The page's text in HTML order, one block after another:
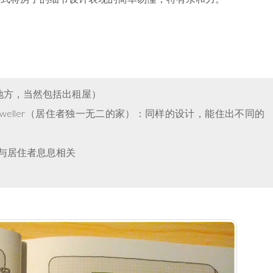
，当然包括出租屋）
（居住者独一无二的家）：同样的设计，能住出不同的
居住者息息相关